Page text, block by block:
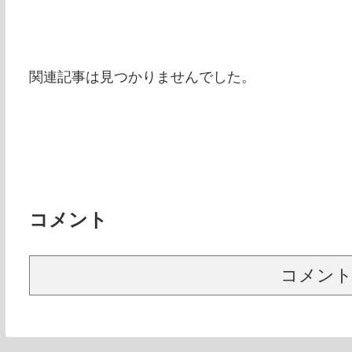
関連記事は見つかりませんでした。
コメント
コメン